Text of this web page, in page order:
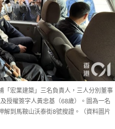
「宏業建築」三名負責人，三人分別董事
授權簽字人黃忠基（68歲）。圖為一名
解到馬鞍山沃泰街8號搜證。（資料圖片